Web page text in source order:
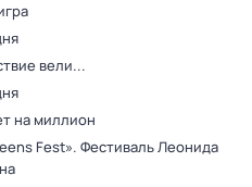
вели...
на миллион
Fest». Фестиваль Леонида